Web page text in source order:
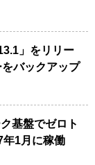
」をリリー
バックアップ
基盤でゼロト
年1月に稼働